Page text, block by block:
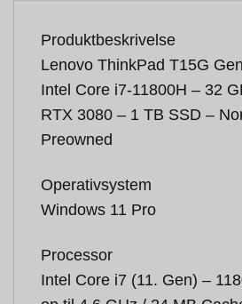
Produktbeskrivelse
Lenovo ThinkPad T15G
Intel Core i7-11800H – 32
RTX 3080 – 1 TB SSD –
Preowned
Operativsystem
Windows 11 Pro
Processor
Intel Core i7 (11. Gen) –